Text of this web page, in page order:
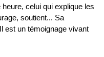
celui qui explique les
soutient... Sa
est un témoignage vivant